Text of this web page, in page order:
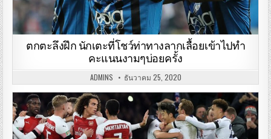
ตกตะลึงฝึก นักเตะที่โชว์ท่าทางลากเลื้อยเข้าไปทำ
คะแนนงามๆบ่อยครั้ง
ADMINS ธันวาคม 25, 2020